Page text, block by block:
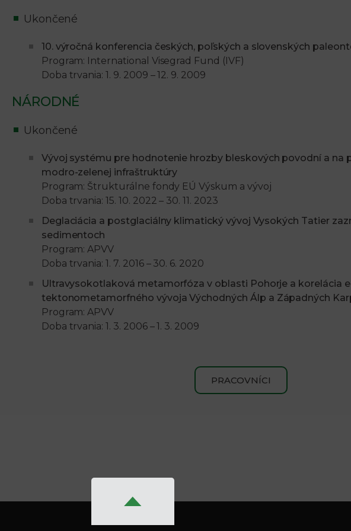
Ukončené
10. výročná konferencia českých, poľských a slovenských
Program: International Visegrad Fund (IVF)
Doba trvania: 1. 9. 2009 – 12. 9. 2009
NÁRODNÉ
Ukončené
Vývoj systému pre hodnotenie hrozby bleskových povodní a na
modro-zelenej infraštruktúry
Program: Štrukturálne fondy EÚ Výskum a vývoj
Doba trvania: 15. 10. 2022 – 30. 11. 2023
Deglaciácia a postglaciálny klimatický vývoj Vysokých Tatier
sedimentoch
Program: APVV
Doba trvania: 1. 7. 2016 – 30. 6. 2020
Ultravysokotlaková metamorfóza v oblasti Pohorje a korelácia
tektonometamorfného vývoja Východných Álp a Západných
Program: APVV
Doba trvania: 1. 3. 2006 – 1. 3. 2009
PRACOVNÍCI